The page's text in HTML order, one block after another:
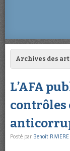
Archives des
L’AFA
contrôles
Posté par Benoît RIVIERE